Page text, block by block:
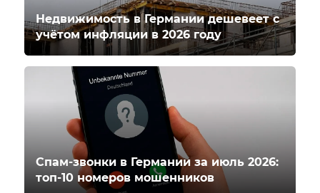
Недвижимость в Германии дешевеет с
учётом инфляции в 2026 году
Спам-звонки в Германии за июль 2026:
топ-10 номеров мошенников